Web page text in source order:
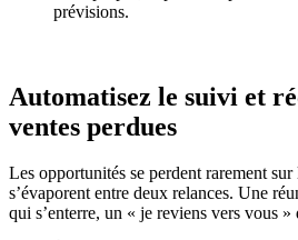
prévisions.
Automatisez le suivi et
ventes perdues
Les opportunités se perdent rarement
s’évaporent entre deux relances. Une
qui s’enterre, un « je reviens vers vous »